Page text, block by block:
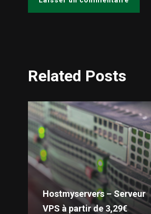
Related Posts
Hostmyservers – Serveur
VPS à partir de 3,29€